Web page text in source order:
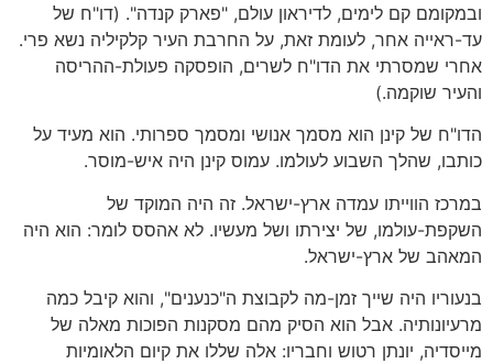
ובמקומם קם לימים, לדיראון עולם, "פארק קנדה". (דו"ח של
עד-ראייה אחר, לעומת זאת, על החרבת העיר קלקיליה נשא פרי.
אחרי שמסרתי את הדו"ח לשרים, הופסקה פעולת-ההריסה
והעיר שוקמה.)
הדו"ח של קינן הוא מסמך אנושי ומסמך ספרותי. הוא מעיד על
כותבו, שהלך השבוע לעולמו. עמוס קינן היה איש-מוסר.
במרכז הווייתו עמדה ארץ-ישראל. זה היה המוקד של
השקפת-עולמו, של יצירתו ושל מעשיו. לא אהסס לומר: הוא היה
המאהב של ארץ-ישראל.
בנעוריו היה שייך זמן-מה לקבוצת ה"כנענים", והוא קיבל כמה
מרעיונותיה. אבל הוא הסיק מהם מסקנות הפוכות מאלה של
מייסדיה, יונתן רטוש וחבריו: אלה שללו את קיום הלאומיות